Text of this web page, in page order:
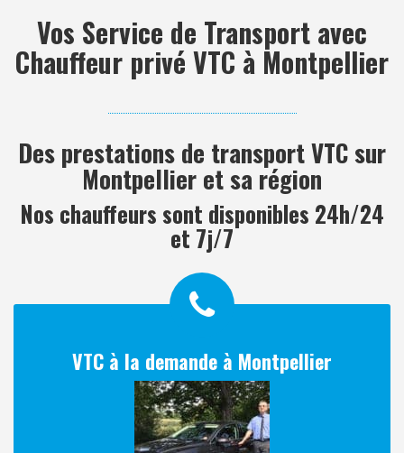
Vos Service de Transport avec
Chauffeur privé VTC à Montpellier
Des prestations de transport VTC sur
Montpellier et sa région
Nos chauffeurs sont disponibles 24h/24
et 7j/7
VTC à la demande à Montpellier